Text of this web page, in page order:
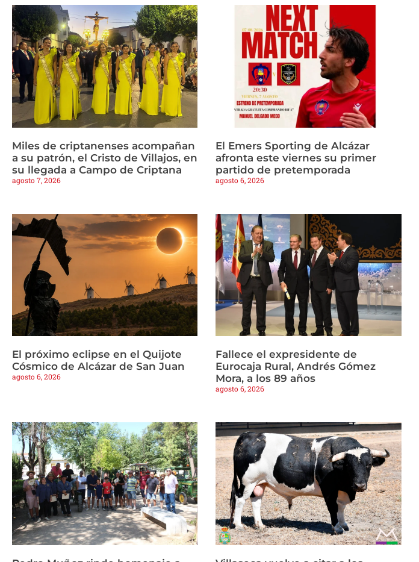
Miles de criptanenses acompañan
a su patrón, el Cristo de Villajos, en
su llegada a Campo de Criptana
agosto 7, 2026
El Emers Sporting de Alcázar
afronta este viernes su primer
partido de pretemporada
agosto 6, 2026
El próximo eclipse en el Quijote
Cósmico de Alcázar de San Juan
agosto 6, 2026
Fallece el expresidente de
Eurocaja Rural, Andrés Gómez
Mora, a los 89 años
agosto 6, 2026